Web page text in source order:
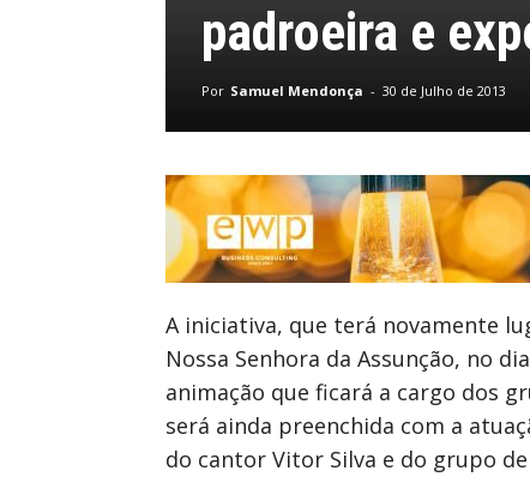
padroeira e
Por Samuel Mendonça - 30 de Julho de 2013
A iniciativa, que terá novamente
Nossa Senhora da Assunção, no
animação que ficará a cargo dos
será ainda preenchida com a
do cantor Vitor Silva e do grupo